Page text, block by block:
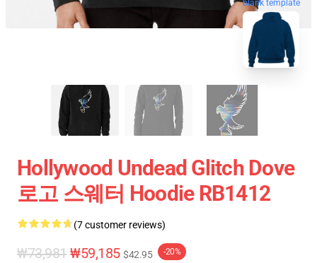
blank template
Hollywood Undead Glitch Dove
로고 스웨터 Hoodie RB1412
(7 customer reviews)
₩73,981 ₩59,185 $42.95 -20%